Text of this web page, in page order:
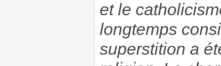
et le
longtemps
superstition a